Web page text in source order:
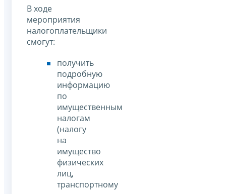
В ходе
мероприятия
налогоплательщики
смогут:
получить
подробную
информацию
по
имущественным
налогам
(налогу
на
имущество
физических
лиц,
транспортному